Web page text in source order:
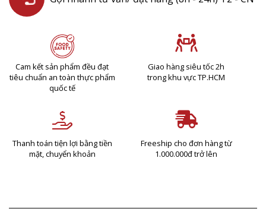
Cam kết sản phẩm đều đạt
tiêu chuẩn an toàn thực phẩm
quốc tế
Giao hàng siêu tốc 2h
trong khu vực TP.HCM
Thanh toán tiện lợi bằng tiền
mặt, chuyển khoản
Freeship cho đơn hàng từ
1.000.000đ trở lên